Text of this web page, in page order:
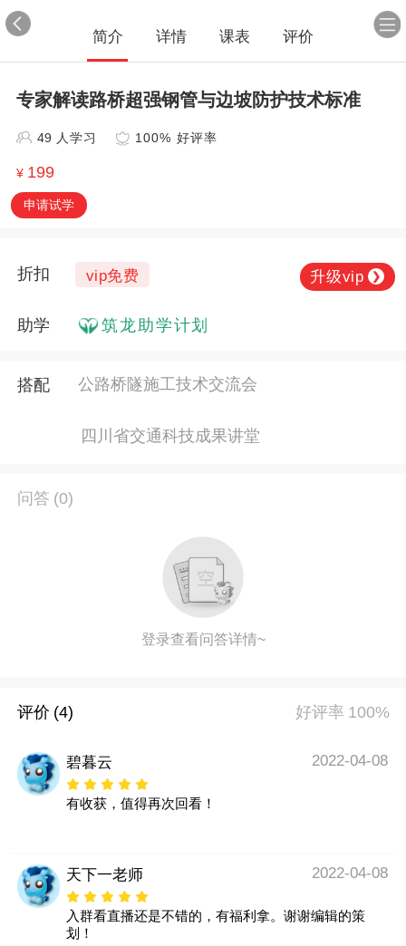
简介 详情 课表 评价
专家解读路桥超强钢管与边坡防护技术标准
49 人学习 100% 好评率
¥ 199
申请试学
折扣 vip免费 升级vip ❯
助学 筑龙助学计划
搭配 公路桥隧施工技术交流会
四川省交通科技成果讲堂
问答 (0)
登录查看问答详情~
评价 (4) 好评率 100%
碧暮云 2022-04-08
有收获，值得再次回看！
天下一老师 2022-04-08
入群看直播还是不错的，有福利拿。谢谢编辑的策
划！